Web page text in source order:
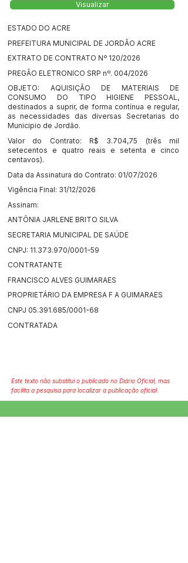
Visualizar
ESTADO DO ACRE
PREFEITURA MUNICIPAL DE JORDÃO ACRE
EXTRATO DE CONTRATO Nº 120/2026
PREGÃO ELETRONICO SRP nº. 004/2026
OBJETO: AQUISIÇÃO DE MATERIAIS DE
CONSUMO DO TIPO HIGIENE PESSOAL,
destinados a suprir, de forma contínua e regular,
as necessidades das diversas Secretarias do
Municipio de Jordão.
Valor do Contrato: R$ 3.704,75 (três mil
setecentos e quatro reais e setenta e cinco
centavos).
Data da Assinatura do Contrato: 01/07/2026
Vigência Final: 31/12/2026
Assinam:
ANTÔNIA JARLENE BRITO SILVA
SECRETARIA MUNICIPAL DE SAÚDE
CNPJ: 11.373.970/0001-59
CONTRATANTE
FRANCISCO ALVES GUIMARAES
PROPRIETÁRIO DA EMPRESA F A GUIMARAES
CNPJ 05.391.685/0001-68
CONTRATADA
Este texto não substitui o publicado no Diário Oficial, mas
facilita a pesquisa para localizar a publicação oficial.